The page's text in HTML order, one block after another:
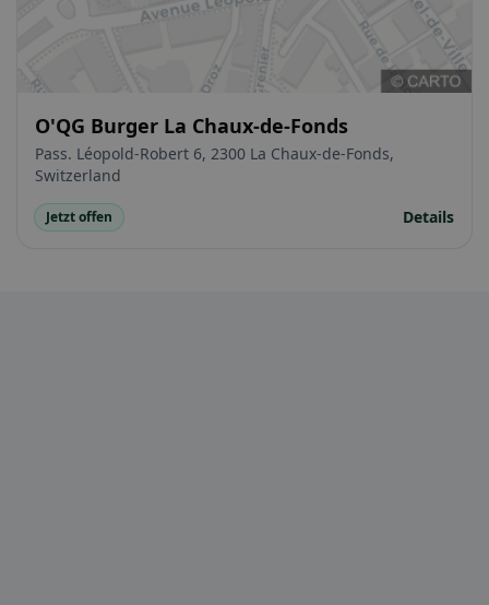
O'QG Burger La Chaux-de-Fonds
Pass. Léopold-Robert 6, 2300 La Chaux-de-Fonds,
Switzerland
Jetzt offen Details